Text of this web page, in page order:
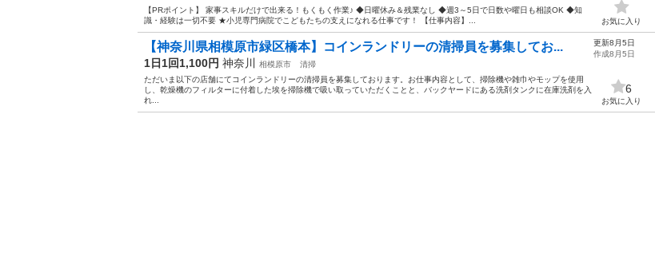
【PRポイント】 家事スキルだけで出来る！もくもく作業♪ ◆日曜休み＆残業なし ◆週3～5日で日数や曜日も相談OK ◆知
識・経験は一切不要 ★小児専門病院でこどもたちの支えになれる仕事です！ 【仕事内容】...
お気に入り
【神奈川県相模原市緑区橋本】コインランドリーの清掃員を募集してお...
1日1回1,100円 神奈川 相模原市
清掃
ただいま以下の店舗にてコインランドリーの清掃員を募集しております。お仕事内容として、掃除機や雑巾やモップを使用
し、乾燥機のフィルターに付着した埃を掃除機で吸い取っていただくことと、バックヤードにある洗剤タンクに在庫洗剤を入
れ...
更新8月5日
作成8月5日
6
お気に入り